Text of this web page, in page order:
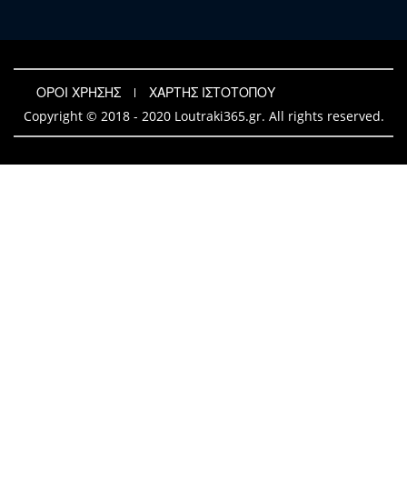
ΟΡΟΙ ΧΡΗΣΗΣ
ΧΑΡΤΗΣ ΙΣΤΟΤΟΠΟΥ
Copyright © 2018 - 2020 Loutraki365.gr. All rights reserved.